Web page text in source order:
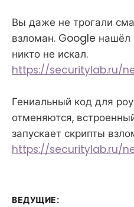
Вы даже не трогали
взломан. Google нашёл
никто не искал.
https://securitylab.ru/
Гениальный код для
отменяются,
запускает скрипты
https://securitylab.ru/
ВЕДУЩИЕ: